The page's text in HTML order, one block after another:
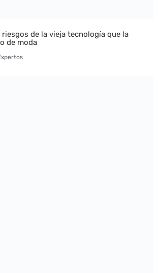
riesgos de la vieja tecnología que la
de moda